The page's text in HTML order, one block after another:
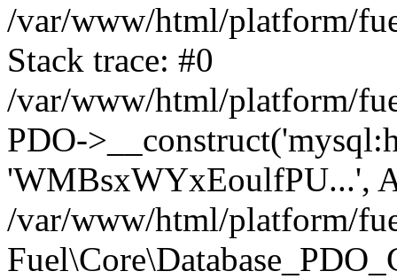
/var/www/html/platform/
Stack trace: #0
/var/www/html/platform/
PDO-
'WMBsxWYxEoulfPU...',
/var/www/html/platform/